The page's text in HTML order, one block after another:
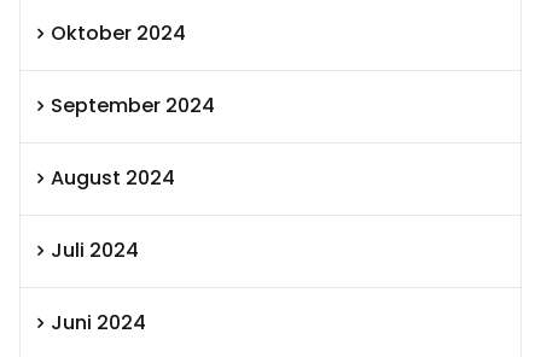
Oktober 2024
September 2024
August 2024
Juli 2024
Juni 2024